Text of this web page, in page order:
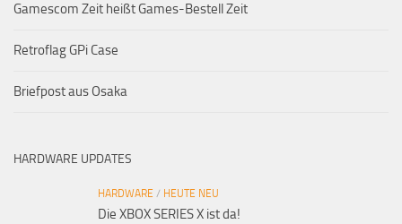
Gamescom Zeit heißt Games-Bestell Zeit
Retroflag GPi Case
Briefpost aus Osaka
HARDWARE UPDATES
HARDWARE / HEUTE NEU
Die XBOX SERIES X ist da!